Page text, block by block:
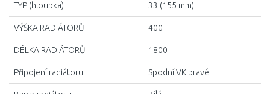
TYP (hloubka) 33 (155 mm)
VÝŠKA RADIÁTORŮ 400
DÉLKA RADIÁTORŮ 1800
Připojení radiátoru Spodní VK pravé